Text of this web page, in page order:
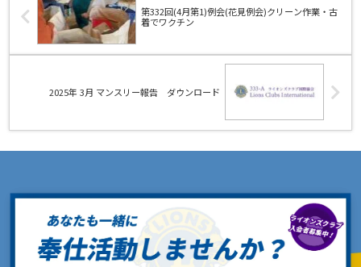
第332回(4月第1)例会(花見例会)クリーン作業・古
着でワクチン
2025年 3月 マンスリー報告 ダウンロード